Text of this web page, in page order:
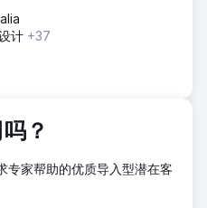
司页面
计 +37
？
专家帮助的优质导入型潜在客